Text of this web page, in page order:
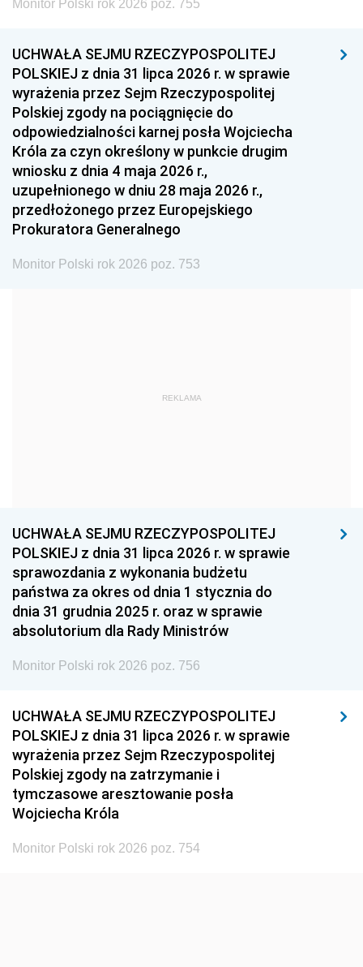
1996 1995 1994
1993 1992 1991
1990 1989
1987 1986 1985
1984 1983
1981 1980 1979
1978 1977
1975 1974
1959
1939 1938 1937
1936 1930
Monitor Polski rok 2026 poz. 755
UCHWAŁA SEJMU RZECZYPOSPOLITEJ
POLSKIEJ z dnia 31 lipca 2026 r. w sprawie
wyrażenia przez Sejm Rzeczypospolitej
Polskiej zgody na pociągnięcie do
odpowiedzialności karnej posła Wojciecha
Króla za czyn określony w punkcie drugim
wniosku z dnia 4 maja 2026 r.,
uzupełnionego w dniu 28 maja 2026 r.,
przedłożonego przez Europejskiego
Prokuratora Generalnego
Monitor Polski rok 2026 poz. 753
REKLAMA
UCHWAŁA SEJMU RZECZYPOSPOLITEJ
POLSKIEJ z dnia 31 lipca 2026 r. w sprawie
sprawozdania z wykonania budżetu
państwa za okres od dnia 1 stycznia do
dnia 31 grudnia 2025 r. oraz w sprawie
absolutorium dla Rady Ministrów
Monitor Polski rok 2026 poz. 756
UCHWAŁA SEJMU RZECZYPOSPOLITEJ
POLSKIEJ z dnia 31 lipca 2026 r. w sprawie
wyrażenia przez Sejm Rzeczypospolitej
Polskiej zgody na zatrzymanie i
tymczasowe aresztowanie posła
Wojciecha Króla
Monitor Polski rok 2026 poz. 754